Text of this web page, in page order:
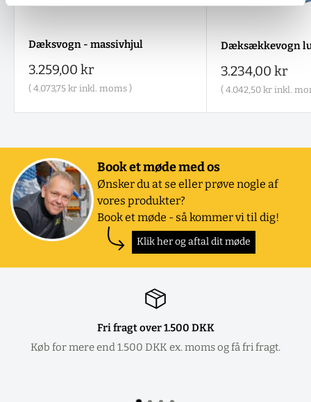
Dæksvogn - massivhjul
Salgspris
3.259,00 kr
( 4.073,75 kr inkl. moms )
Dæksækkevogn
Salgspris
3.234,00 kr
( 4.042,50 krinkl.
Book et møde med os
Ønsker du at se eller prøve nogle af
vores produkter?
Book et møde - så kommer vi til dig!
Klik her og aftal dit møde
Fri fragt over 1.500 DKK
Køb for mere end 1.500 DKK ex. moms og få fri fragt.